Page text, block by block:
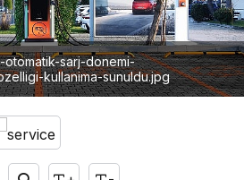
sarj-donemi-
kullanima-sunuldu.jpg